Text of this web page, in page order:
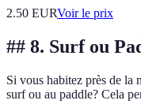
2.50 EURVoir le prix
## 8. Surf ou
Si vous habitez près de la
surf ou au paddle? Cela